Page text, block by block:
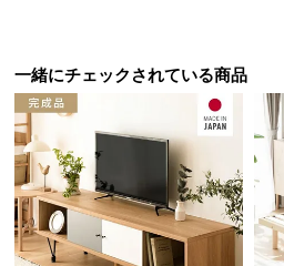
一緒にチェックされている商品